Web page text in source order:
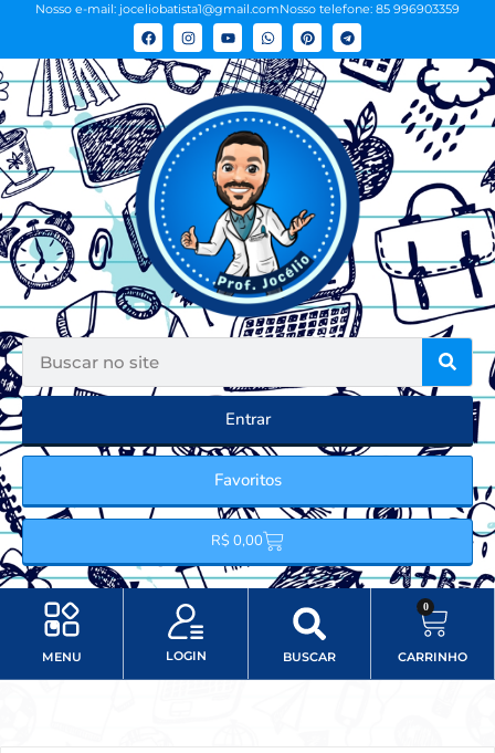
Nosso e-mail: joceliobatista1@gmail.comNosso telefone: 85 996903359
Entrar
Favoritos
R$ 0,00
MENU LOGIN BUSCAR
0
CARRINHO